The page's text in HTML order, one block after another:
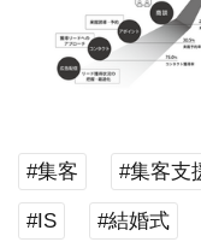
#集客 #集客支
#IS #結婚式